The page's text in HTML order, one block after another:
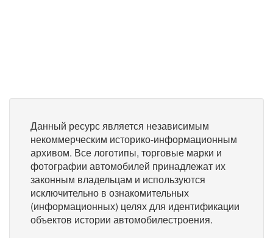
Данный ресурс является независимым
некоммерческим историко-информационным
архивом. Все логотипы, торговые марки и
фотографии автомобилей принадлежат их
законным владельцам и используются
исключительно в ознакомительных
(информационных) целях для идентификации
объектов истории автомобилестроения.